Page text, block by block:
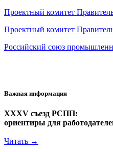
Проектный комитет
Проектный комитет
Российский союз
Важная информация
XXXV съезд РСПП:
ориентиры для
Читать →